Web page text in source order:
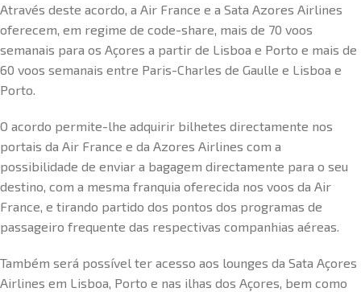
Através deste acordo, a Air France e a Sata Azores Airlines
oferecem, em regime de code-share, mais de 70 voos
semanais para os Açores a partir de Lisboa e Porto e mais de
60 voos semanais entre Paris-Charles de Gaulle e Lisboa e
Porto.
O acordo permite-lhe adquirir bilhetes directamente nos
portais da Air France e da Azores Airlines com a
possibilidade de enviar a bagagem directamente para o seu
destino, com a mesma franquia oferecida nos voos da Air
France, e tirando partido dos pontos dos programas de
passageiro frequente das respectivas companhias aéreas.
Também será possível ter acesso aos lounges da Sata Açores
Airlines em Lisboa, Porto e nas ilhas dos Açores, bem como